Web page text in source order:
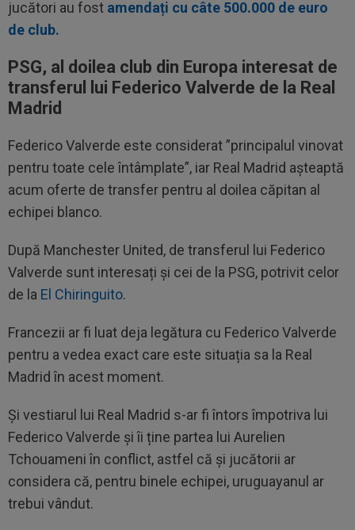
jucători au fost amendați cu câte 500.000 de euro
de club.
PSG, al doilea club din Europa interesat de
transferul lui Federico Valverde de la Real
Madrid
Federico Valverde este considerat ”principalul vinovat
pentru toate cele întâmplate”, iar Real Madrid așteaptă
acum oferte de transfer pentru al doilea căpitan al
echipei blanco.
După Manchester United, de transferul lui Federico
Valverde sunt interesați și cei de la PSG, potrivit celor
de la El Chiringuito.
Francezii ar fi luat deja legătura cu Federico Valverde
pentru a vedea exact care este situația sa la Real
Madrid în acest moment.
Și vestiarul lui Real Madrid s-ar fi întors împotriva lui
Federico Valverde și îi ține partea lui Aurelien
Tchouameni în conflict, astfel că și jucătorii ar
considera că, pentru binele echipei, uruguayanul ar
trebui vândut.